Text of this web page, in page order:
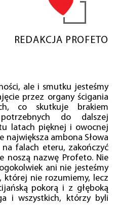
REDAKCJA PROFETO
ale i smutku jesteśmy
przez organy ścigania
co skutkuje brakiem
do dalszej
latach pięknej i owocnej
największa ambona Słowa
falach eteru, zakończyć
noszą nazwę Profeto. Nie
ani nie jesteśmy
której nie rozumiemy, lecz
pokorą i z głęboką
i wszystkich, którzy byli